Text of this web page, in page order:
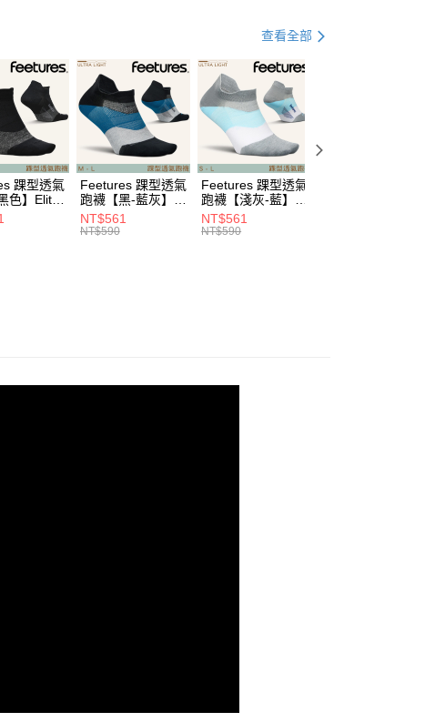
依本服務之必要範圍內提供個人資料，並將交易相關給付款項請
讓予恩沛科技股份有限公司。
個人資料處理事宜，請瀏覽以下網址：
terms/#terms3
年的使用者請事先徵得法定代理人或監護人之同意方可使用
先享後付」，若未經同意申辦者引起之損失，本公司不負相關責
「AFTEE先享後付」時，將依據個別帳號之用戶狀況，依本公司
核予不同之上限額度；若仍有額度不足之情形，本公司將視審查
用戶進行身份認證。
一人註冊多個帳號或使用他人資訊註冊。若發現惡意使用之情
，滿NT$3,000(含以上)免運費
遊季 🌞 精選品牌折扣 ❚ 路跑戰鞋降臨🏃
🏃
ASICS跑鞋加購商品85折
市 New Arrivals 運動/越野跑 l 新品 運動跑鞋
、越野跑》 Running 運動跑鞋 緩震型跑鞋
越野跑》 Running 運動跑鞋 └ TRIUMPH
查看全部
踝型透氣
色】Elite
NST
Feetures 踝型透氣
跑襪【黑-藍灰】
Elite Ultra Light
NST E55
NT$561
NT$590
Feetures 踝型透氣
跑襪【淺灰-藍】
Elite Ultra Light
NST E55
NT$561
NT$590